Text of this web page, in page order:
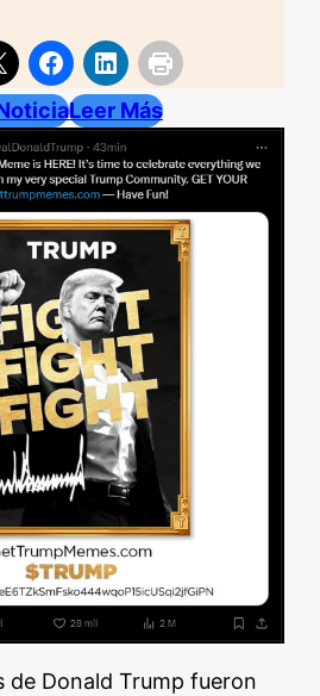
Leer Más
de Donald Trump fueron